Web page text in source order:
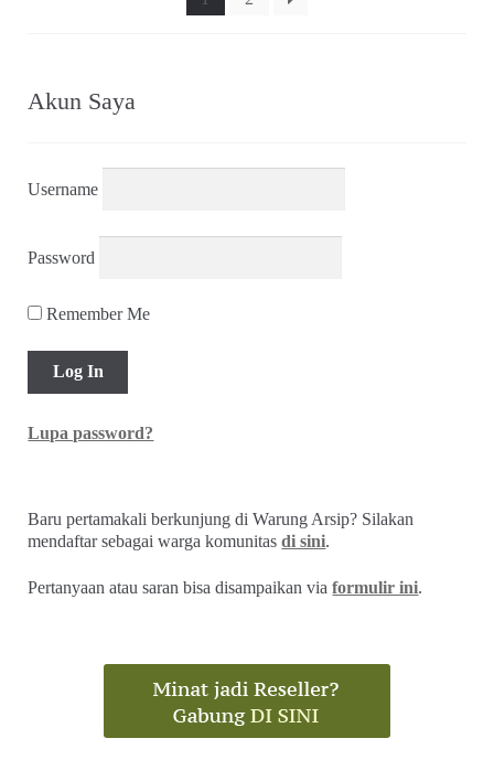
Akun Saya
Username
Password
Remember Me
Lupa password?
Baru pertamakali berkunjung di Warung Arsip? Silakan
mendaftar sebagai warga komunitasdi sini.
Pertanyaan atau saran bisa disampaikan viaformulir ini.